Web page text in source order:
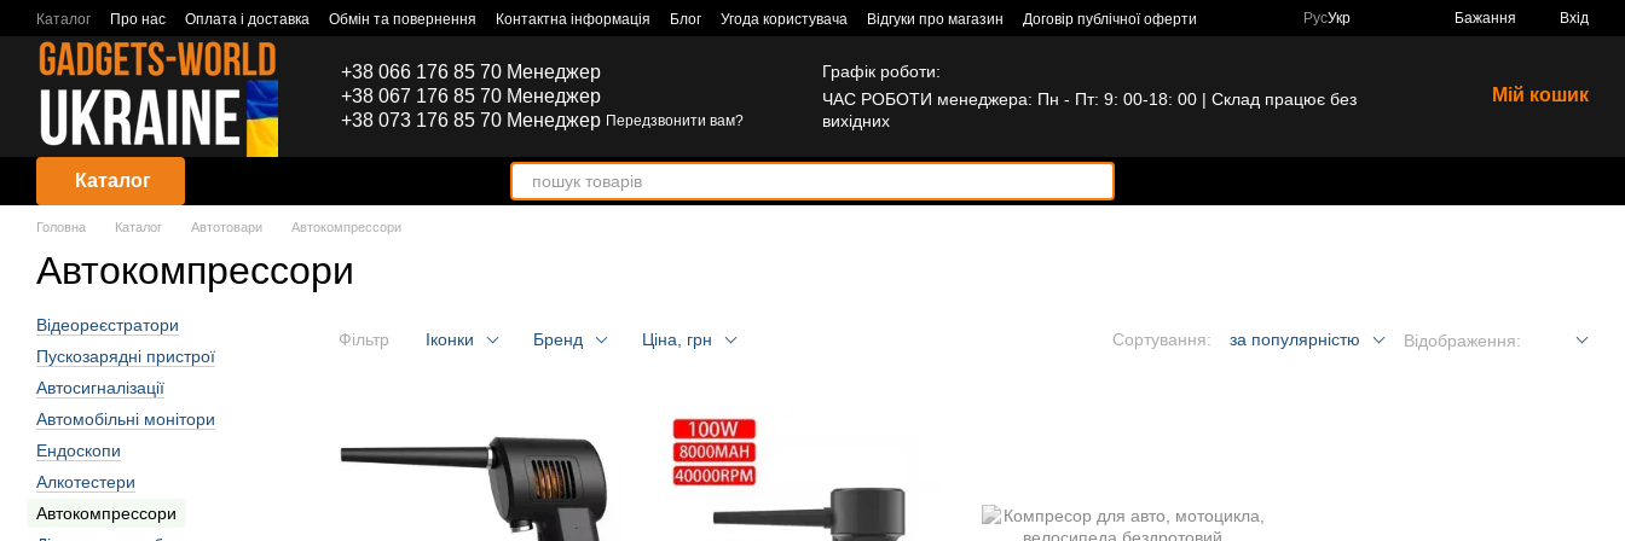
Перейти до основного контенту
Каталог Про нас Оплата і доставка Обмін та повернення Контактна інформація Блог Угода користувача Відгуки про магазин Договір публічної оферти РусУкр Бажання Вхід
+38 066 176 85 70 Менеджер
+38 067 176 85 70 Менеджер
+38 073 176 85 70 Менеджер Передзвонити вам?
Графік роботи:
ЧАС РОБОТИ менеджера: Пн - Пт: 9: 00-18: 00 | Склад працює без
вихідних
Мій кошик
Каталог
Головна Каталог Автотовари Автокомпрессори
Автокомпрессори
Фільтр Іконки Бренд Ціна, грн Сортування: за популярністю Відображення:
Відеореєстратори
Пускозарядні пристрої
Автосигналізації
Автомобільні монітори
Ендоскопи
Алкотестери
Автокомпрессори